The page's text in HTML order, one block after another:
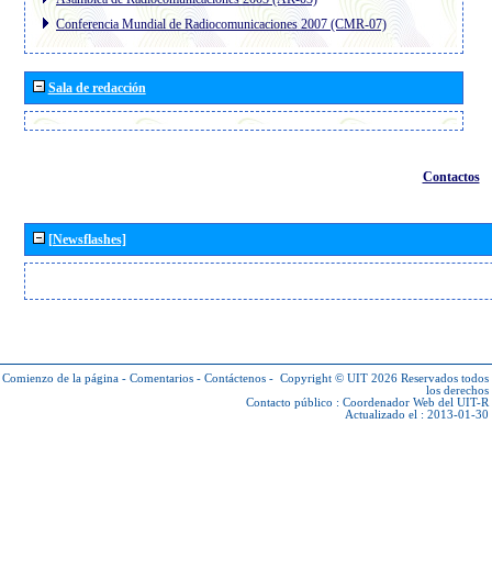
Conferencia Mundial de Radiocomunicaciones 2007 (CMR-07)
Sala de redacción
Contactos
[Newsflashes]
Comienzo de la página - Comentarios - Contáctenos - Copyright © UIT 2026 Reservados todos
los derechos
Contacto público : Coordenador Web del UIT-R
Actualizado el : 2013-01-30